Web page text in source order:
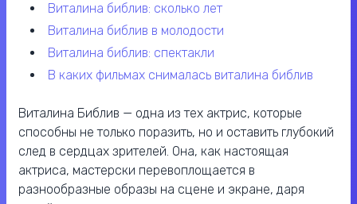
виталина библив: сколько лет
виталина библив в молодости
виталина библив: спектакли
в каких фильмах снималась виталина библив
Виталина Библив — одна из тех актрис, которые
способны не только поразить, но и оставить глубокий
след в сердцах зрителей. Она, как настоящая
актриса, мастерски перевоплощается в
разнообразные образы на сцене и экране, даря